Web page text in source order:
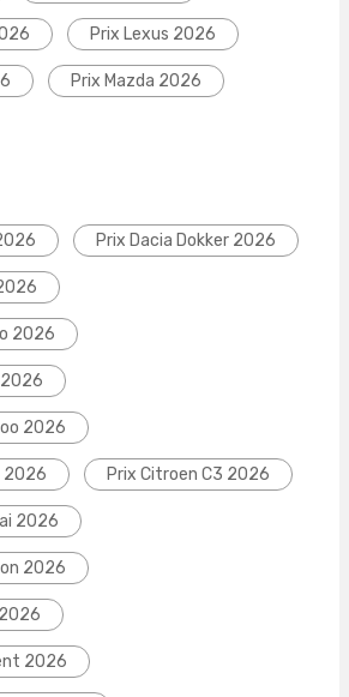
Prix Lexus 2026
Prix Mazda 2026
Prix Dacia Dokker 2026
2026
2026
2026
2026 Prix Citroen C3 2026
2026
2026
2026